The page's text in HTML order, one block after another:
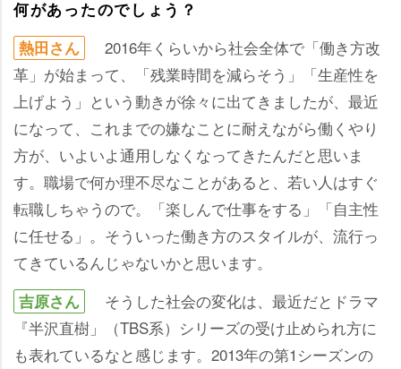
何があったのでしょう？
熱田さん
2016年くらいから社会全体で「働き方改
革」が始まって、「残業時間を減らそう」「生産性を
上げよう」という動きが徐々に出てきましたが、最近
になって、これまでの嫌なことに耐えながら働くやり
方が、いよいよ通用しなくなってきたんだと思いま
す。職場で何か理不尽なことがあると、若い人はすぐ
転職しちゃうので。「楽しんで仕事をする」「自主性
に任せる」。そういった働き方のスタイルが、流行っ
てきているんじゃないかと思います。
吉原さん
そうした社会の変化は、最近だとドラマ
『半沢直樹」（TBS系）シリーズの受け止められ方に
も表れているなと感じます。2013年の第1シーズンの